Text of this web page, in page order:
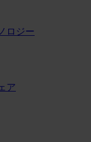
ロジー
ア